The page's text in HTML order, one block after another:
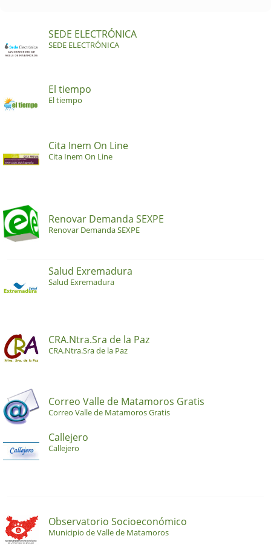
SEDE ELECTRÓNICA
SEDE ELECTRÓNICA
El tiempo
El tiempo
Cita Inem On Line
Cita Inem On Line
Renovar Demanda SEXPE
Renovar Demanda SEXPE
Salud Exremadura
Salud Exremadura
CRA.Ntra.Sra de la Paz
CRA.Ntra.Sra de la Paz
Correo Valle de Matamoros Gratis
Correo Valle de Matamoros Gratis
Callejero
Callejero
Observatorio Socioeconómico
Municipio de Valle de Matamoros